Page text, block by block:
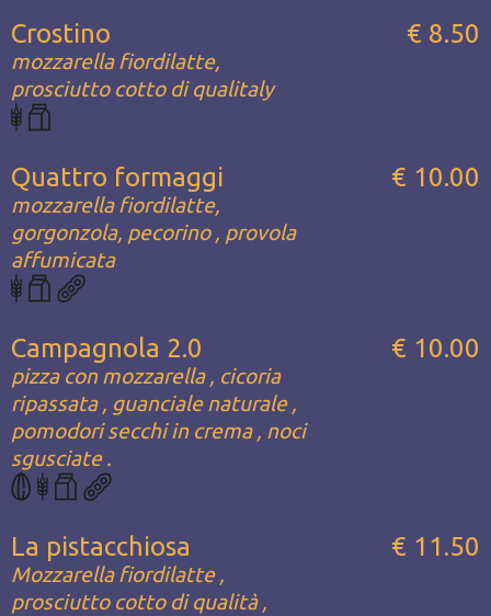
Crostino
mozzarella fiordilatte,
prosciutto cotto di qualitaly
€ 8.50
Quattro formaggi
mozzarella fiordilatte,
gorgonzola, pecorino , provola
affumicata
€ 10.00
Campagnola 2.0
pizza con mozzarella , cicoria
ripassata , guanciale naturale ,
pomodori secchi in crema , noci
sgusciate .
€ 10.00
La pistacchiosa
Mozzarella fiordilatte ,
prosciutto cotto di qualità ,
€ 11.50